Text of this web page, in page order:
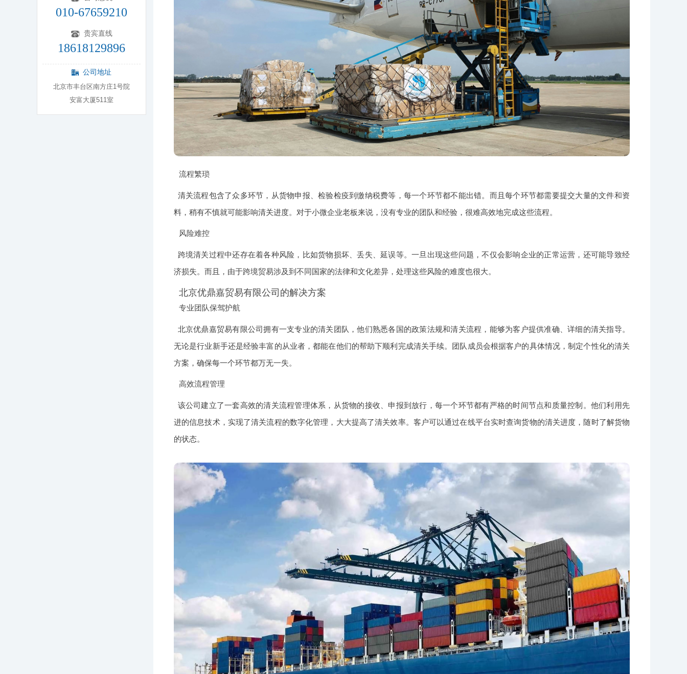
010-67659210
贵宾直线
18618129896
公司地址
北京市丰台区南方庄1号院
安富大厦511室
流程繁琐
清关流程包含了众多环节，从货物申报、检验检疫到缴纳税费等，每一个环节都不能出错。而且每个环节都需要提交大量的文件和资
料，稍有不慎就可能影响清关进度。对于小微企业老板来说，没有专业的团队和经验，很难高效地完成这些流程。
风险难控
跨境清关过程中还存在着各种风险，比如货物损坏、丢失、延误等。一旦出现这些问题，不仅会影响企业的正常运营，还可能导致经
济损失。而且，由于跨境贸易涉及到不同国家的法律和文化差异，处理这些风险的难度也很大。
北京优鼎嘉贸易有限公司的解决方案
专业团队保驾护航
北京优鼎嘉贸易有限公司拥有一支专业的清关团队，他们熟悉各国的政策法规和清关流程，能够为客户提供准确、详细的清关指导。
无论是行业新手还是经验丰富的从业者，都能在他们的帮助下顺利完成清关手续。团队成员会根据客户的具体情况，制定个性化的清关
方案，确保每一个环节都万无一失。
高效流程管理
该公司建立了一套高效的清关流程管理体系，从货物的接收、申报到放行，每一个环节都有严格的时间节点和质量控制。他们利用先
进的信息技术，实现了清关流程的数字化管理，大大提高了清关效率。客户可以通过在线平台实时查询货物的清关进度，随时了解货物
的状态。